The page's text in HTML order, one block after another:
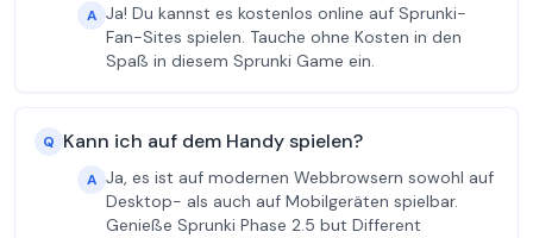
A Ja! Du kannst es kostenlos online auf Sprunki-
Fan-Sites spielen. Tauche ohne Kosten in den
Spaß in diesem Sprunki Game ein.
Q Kann ich auf dem Handy spielen?
A Ja, es ist auf modernen Webbrowsern sowohl auf
Desktop- als auch auf Mobilgeräten spielbar.
Genieße Sprunki Phase 2.5 but Different